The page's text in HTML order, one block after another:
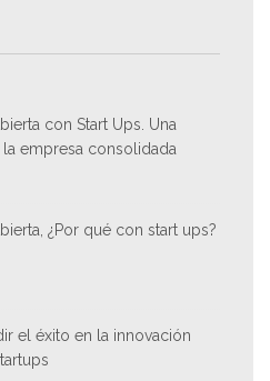
con Start Ups. Una
empresa consolidada
¿Por qué con start ups?
el éxito en la innovación